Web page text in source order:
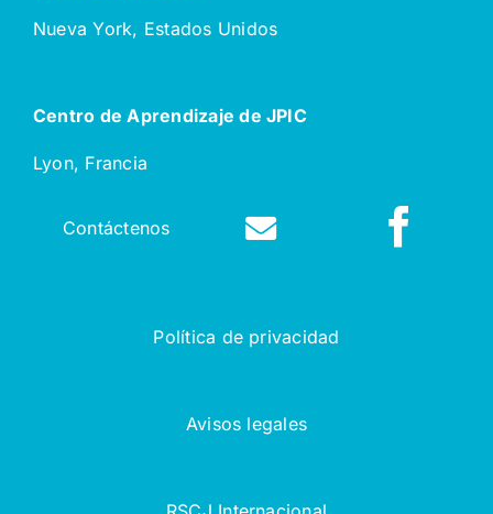
Nueva York, Estados Unidos
Centro de Aprendizaje de JPIC
Lyon, Francia
Contáctenos
Política de privacidad
Avisos legales